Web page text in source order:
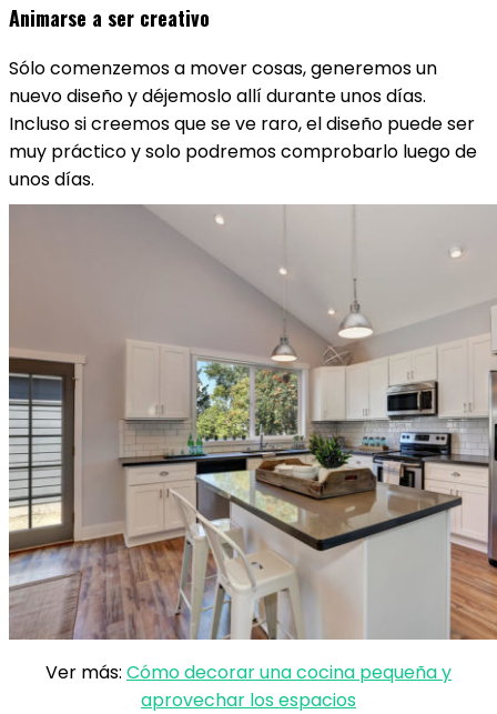
Animarse a ser creativo
Sólo comenzemos a mover cosas, generemos un
nuevo diseño y déjemoslo allí durante unos días.
Incluso si creemos que se ve raro, el diseño puede ser
muy práctico y solo podremos comprobarlo luego de
unos días.
Ver más: Cómo decorar una cocina pequeña y
aprovechar los espacios